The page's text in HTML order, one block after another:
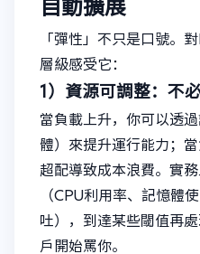
自動擴展
「彈性」不只是口號。
層級感受它：
1）資源可調整：不
當負載上升，你可以透
體）來提升運行能力；
超配導致成本浪費。實
（CPU利用率、記憶體
吐），到達某些閾值再
戶開始罵你。